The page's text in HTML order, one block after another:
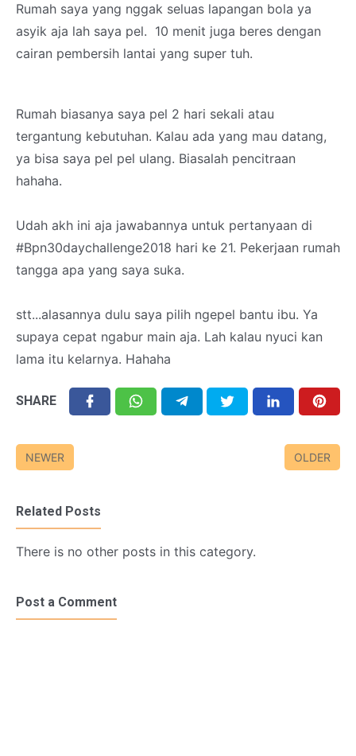
Rumah saya yang nggak seluas lapangan bola ya
asyik aja lah saya pel. 10 menit juga beres dengan
cairan pembersih lantai yang super tuh.
Rumah biasanya saya pel 2 hari sekali atau
tergantung kebutuhan. Kalau ada yang mau datang,
ya bisa saya pel pel ulang. Biasalah pencitraan
hahaha.
Udah akh ini aja jawabannya untuk pertanyaan di
#Bpn30daychallenge2018 hari ke 21. Pekerjaan rumah
tangga apa yang saya suka.
stt...alasannya dulu saya pilih ngepel bantu ibu. Ya
supaya cepat ngabur main aja. Lah kalau nyuci kan
lama itu kelarnya. Hahaha
SHARE
NEWER OLDER
Related Posts
There is no other posts in this category.
Post a Comment